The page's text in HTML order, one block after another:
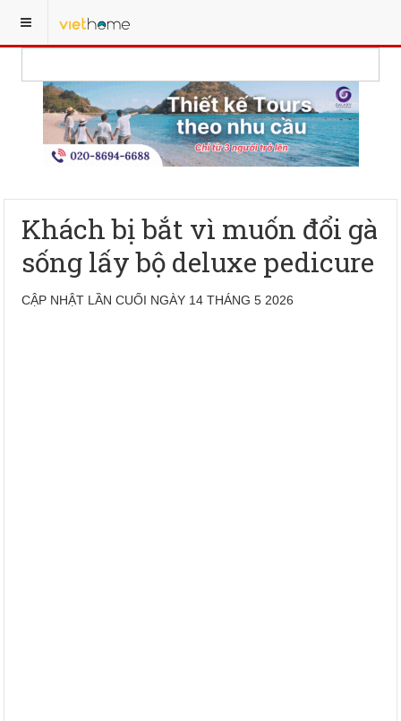
Khách bị bắt vì muốn đổi gà
sống lấy bộ deluxe pedicure
CẬP NHẬT LẦN CUỐI NGÀY 14 THÁNG 5 2026